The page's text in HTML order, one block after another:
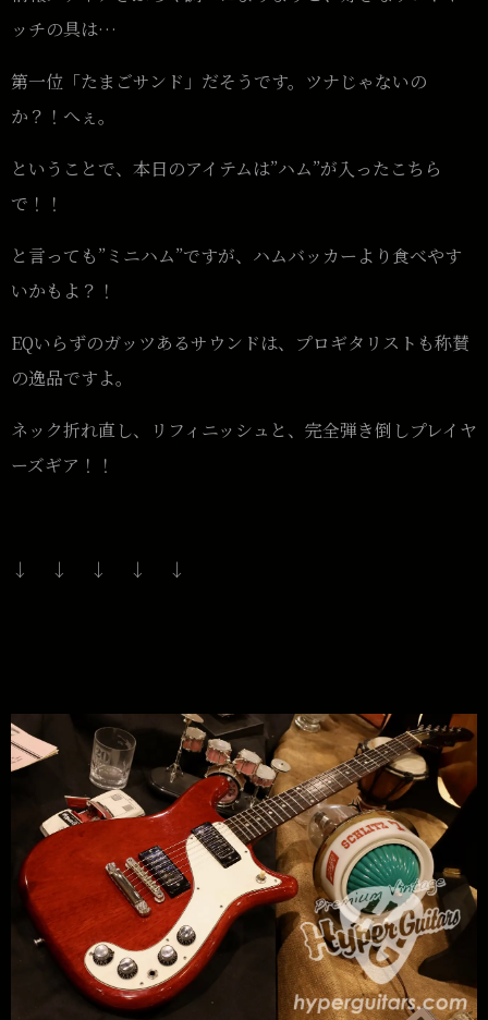
ッチの具は…
第一位「たまごサンド」だそうです。ツナじゃないの
か？！へぇ。
ということで、本日のアイテムは”ハム”が入ったこちら
で！！
と言っても”ミニハム”ですが、ハムバッカーより食べやす
いかもよ？！
EQいらずのガッツあるサウンドは、プロギタリストも称賛
の逸品ですよ。
ネック折れ直し、リフィニッシュと、完全弾き倒しプレイヤ
ーズギア！！
↓ ↓ ↓ ↓ ↓